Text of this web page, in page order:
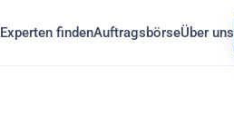
Experten findenAuftragsbörseÜber uns